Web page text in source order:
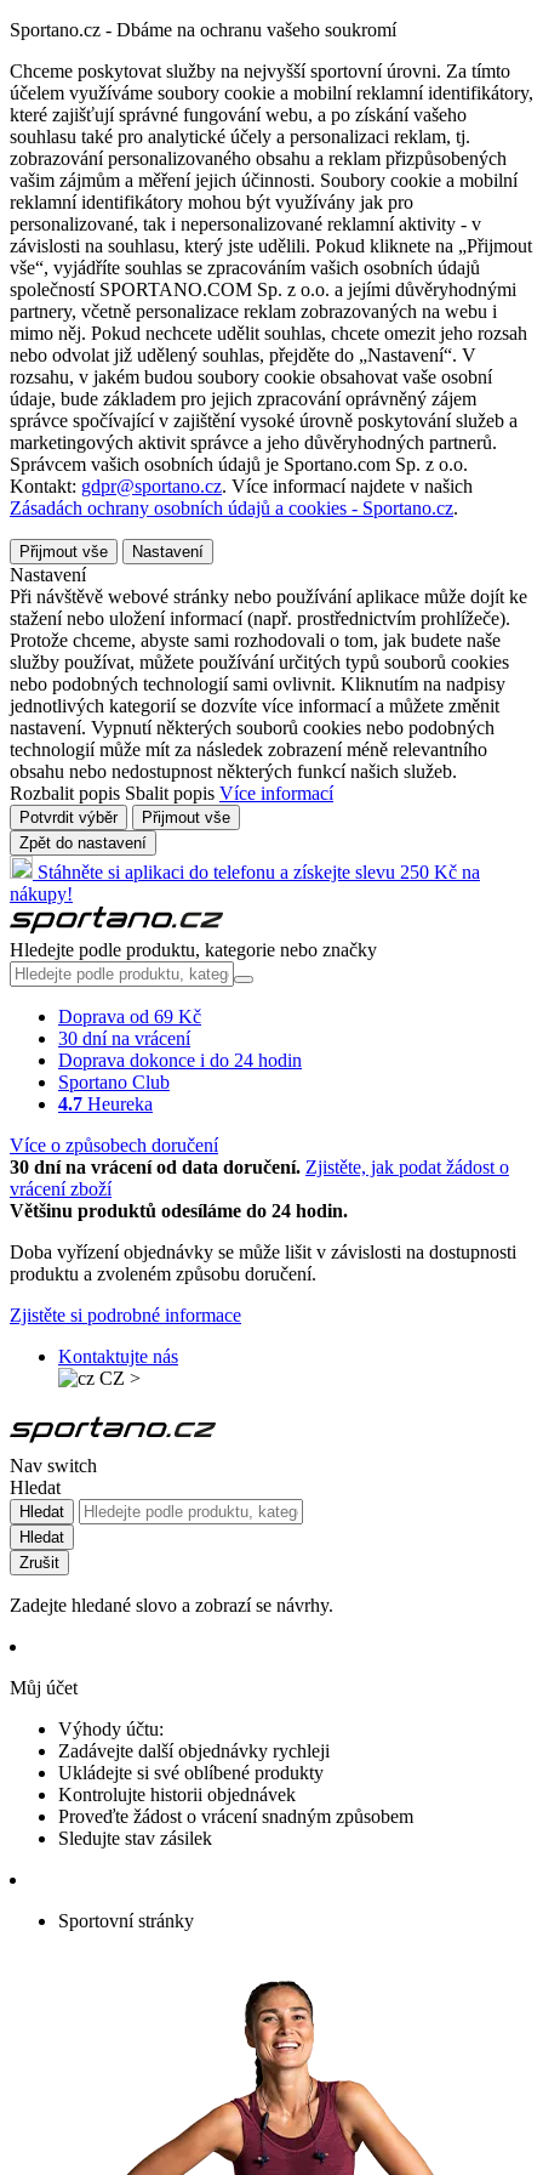
Sportano.cz - Dbáme na ochranu vašeho soukromí
Chceme poskytovat služby na nejvyšší sportovní úrovni. Za tímto
účelem využíváme soubory cookie a mobilní reklamní identifikátory,
které zajišťují správné fungování webu, a po získání vašeho
souhlasu také pro analytické účely a personalizaci reklam, tj.
zobrazování personalizovaného obsahu a reklam přizpůsobených
vašim zájmům a měření jejich účinnosti. Soubory cookie a mobilní
reklamní identifikátory mohou být využívány jak pro
personalizované, tak i nepersonalizované reklamní aktivity - v
závislosti na souhlasu, který jste udělili. Pokud kliknete na „Přijmout
vše“, vyjádříte souhlas se zpracováním vašich osobních údajů
společností SPORTANO.COM Sp. z o.o. a jejími důvěryhodnými
partnery, včetně personalizace reklam zobrazovaných na webu i
mimo něj. Pokud nechcete udělit souhlas, chcete omezit jeho rozsah
nebo odvolat již udělený souhlas, přejděte do „Nastavení“. V
rozsahu, v jakém budou soubory cookie obsahovat vaše osobní
údaje, bude základem pro jejich zpracování oprávněný zájem
správce spočívající v zajištění vysoké úrovně poskytování služeb a
marketingových aktivit správce a jeho důvěryhodných partnerů.
Správcem vašich osobních údajů je Sportano.com Sp. z o.o.
Kontakt: gdpr@sportano.cz. Více informací najdete v našich
Zásadách ochrany osobních údajů a cookies - Sportano.cz.
Přijmout vše Nastavení
Nastavení
Při návštěvě webové stránky nebo používání aplikace může dojít ke
stažení nebo uložení informací (např. prostřednictvím prohlížeče).
Protože chceme, abyste sami rozhodovali o tom, jak budete naše
služby používat, můžete používání určitých typů souborů cookies
nebo podobných technologií sami ovlivnit. Kliknutím na nadpisy
jednotlivých kategorií se dozvíte více informací a můžete změnit
nastavení. Vypnutí některých souborů cookies nebo podobných
technologií může mít za následek zobrazení méně relevantního
obsahu nebo nedostupnost některých funkcí našich služeb.
Rozbalit popis Sbalit popis Více informací
Potvrdit výběr
Přijmout vše
Zpět do nastavení
Stáhněte si aplikaci do telefonu a získejte slevu 250 Kč na
nákupy!
Hledejte podle produktu, kategorie nebo značky
Doprava od 69 Kč
30 dní na vrácení
Doprava dokonce i do 24 hodin
Sportano Club
4.7 Heureka
Více o způsobech doručení
30 dní na vrácení od data doručení. Zjistěte, jak podat žádost o
vrácení zboží
Většinu produktů odesíláme do 24 hodin.
Doba vyřízení objednávky se může lišit v závislosti na dostupnosti
produktu a zvoleném způsobu doručení.
Zjistěte si podrobné informace
Kontaktujte nás
CZ >
Nav switch
Hledat
Hledat
Hledat
Zrušit
Zadejte hledané slovo a zobrazí se návrhy.
Můj účet
Výhody účtu:
Zadávejte další objednávky rychleji
Ukládejte si své oblíbené produkty
Kontrolujte historii objednávek
Proveďte žádost o vrácení snadným způsobem
Sledujte stav zásilek
Sportovní stránky